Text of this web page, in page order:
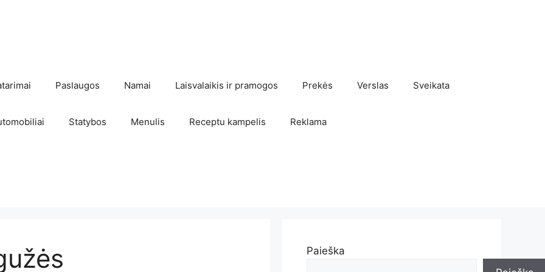
Paslaugos Namai Laisvalaikis ir pramogos Prekės Verslas Sveikata
Statybos Menulis Receptu kampelis Reklama
Paieška